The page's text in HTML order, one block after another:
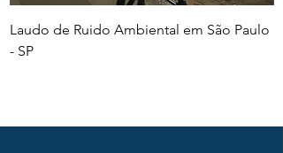
Laudo de Ruido Ambiental em São Paulo
- SP